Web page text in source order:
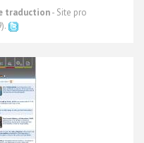
traduction- Site pro